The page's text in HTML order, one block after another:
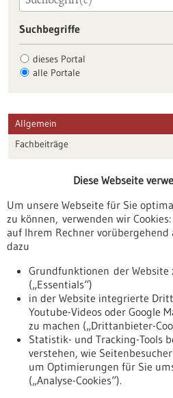
Suchbegriffe
dieses Portal
alle Portale
Allgemein
Fachbeiträge
Veranstaltungen
Erscheinungsdatum
Nach oben
Diese Webseite
Um unsere Webseite für Sie
zu können, verwenden wir
auf Ihrem Rechner
dazu
Grundfunktionen der Website
(„Essentials“)
in der Website integrierte
Youtube-Videos oder Google
zu machen („Drittanbieter-
Statistik- und Tracking-Tools
verstehen, wie
um Optimierungen für Sie
(„Analyse-Cookies“).